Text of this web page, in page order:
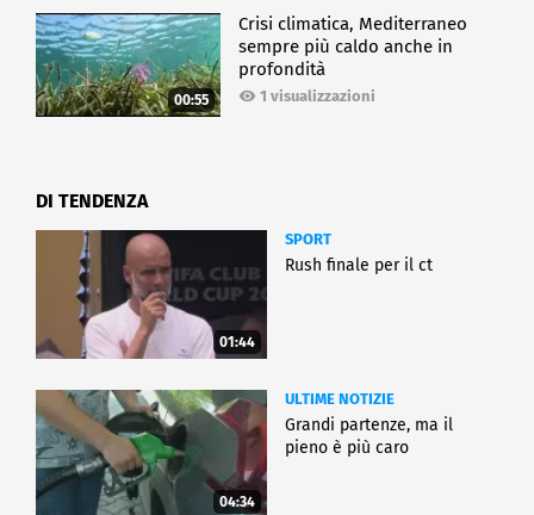
00:55
Crisi climatica, Mediterraneo
sempre più caldo anche in
profondità
1 visualizzazioni
DI TENDENZA
01:44
SPORT
Rush finale per il ct
04:34
ULTIME NOTIZIE
Grandi partenze, ma il
pieno è più caro